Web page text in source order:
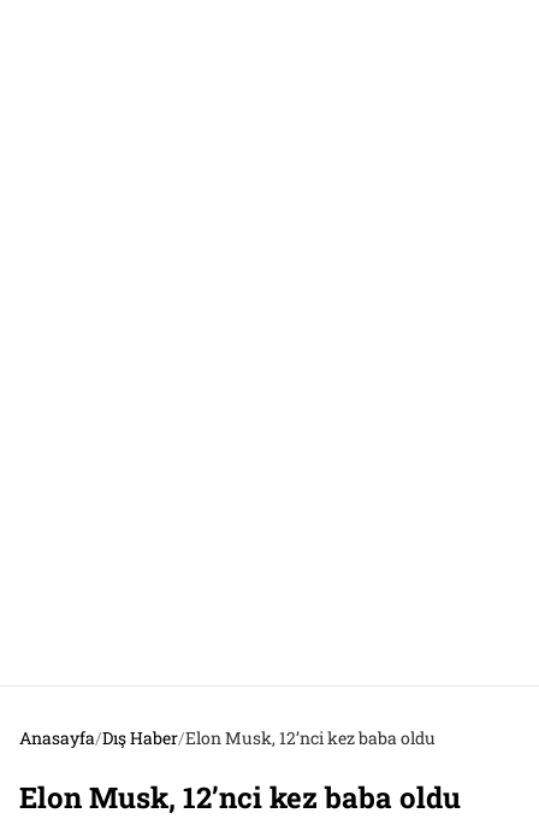
Anasayfa/Dış Haber/Elon Musk, 12’nci kez baba oldu
Elon Musk, 12’nci kez baba oldu